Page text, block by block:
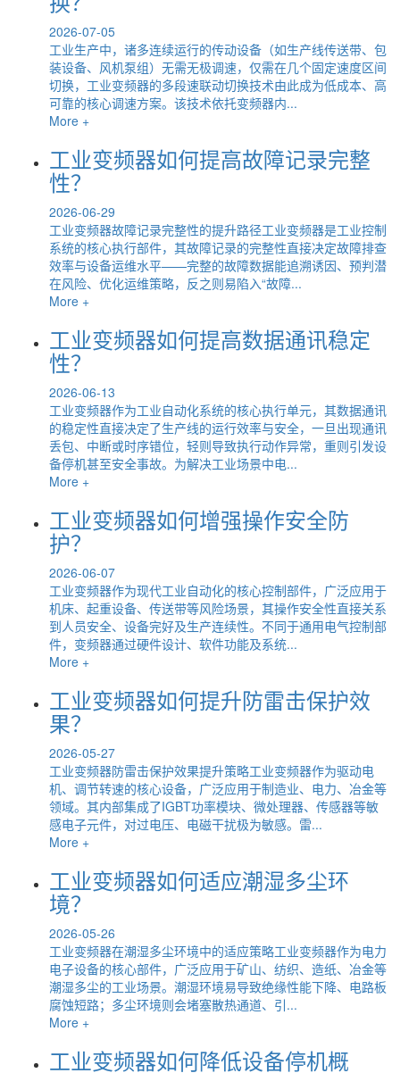
2026-07-05
工业生产中，诸多连续运行的传动设备（如生产线传送带、包
装设备、风机泵组）无需无极调速，仅需在几个固定速度区间
切换，工业变频器的多段速联动切换技术由此成为低成本、高
可靠的核心调速方案。该技术依托变频器内...
More +
工业变频器如何提高故障记录完整
性？
2026-06-29
工业变频器故障记录完整性的提升路径工业变频器是工业控制
系统的核心执行部件，其故障记录的完整性直接决定故障排查
效率与设备运维水平——完整的故障数据能追溯诱因、预判潜
在风险、优化运维策略，反之则易陷入“故障...
More +
工业变频器如何提高数据通讯稳定
性？
2026-06-13
工业变频器作为工业自动化系统的核心执行单元，其数据通讯
的稳定性直接决定了生产线的运行效率与安全，一旦出现通讯
丢包、中断或时序错位，轻则导致执行动作异常，重则引发设
备停机甚至安全事故。为解决工业场景中电...
More +
工业变频器如何增强操作安全防
护？
2026-06-07
工业变频器作为现代工业自动化的核心控制部件，广泛应用于
机床、起重设备、传送带等风险场景，其操作安全性直接关系
到人员安全、设备完好及生产连续性。不同于通用电气控制部
件，变频器通过硬件设计、软件功能及系统...
More +
工业变频器如何提升防雷击保护效
果？
2026-05-27
工业变频器防雷击保护效果提升策略工业变频器作为驱动电
机、调节转速的核心设备，广泛应用于制造业、电力、冶金等
领域。其内部集成了IGBT功率模块、微处理器、传感器等敏
感电子元件，对过电压、电磁干扰极为敏感。雷...
More +
工业变频器如何适应潮湿多尘环
境？
2026-05-26
工业变频器在潮湿多尘环境中的适应策略工业变频器作为电力
电子设备的核心部件，广泛应用于矿山、纺织、造纸、冶金等
潮湿多尘的工业场景。潮湿环境易导致绝缘性能下降、电路板
腐蚀短路；多尘环境则会堵塞散热通道、引...
More +
工业变频器如何降低设备停机概